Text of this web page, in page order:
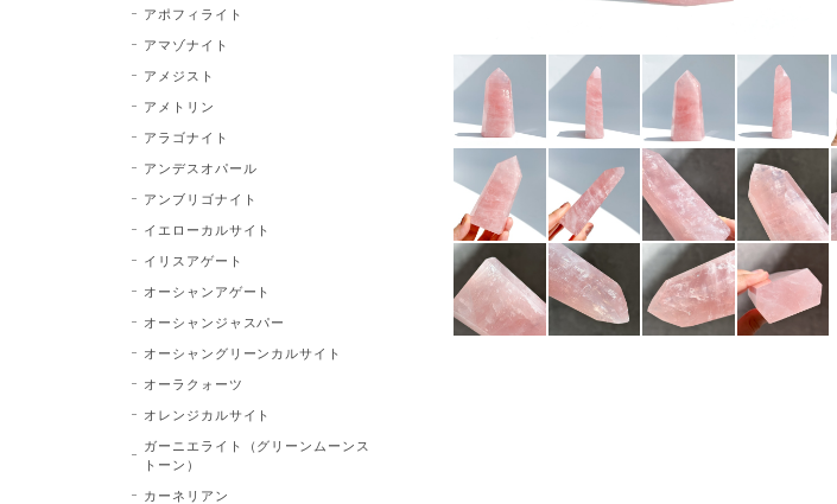
アポフィライト
アマゾナイト
アメジスト
アメトリン
アラゴナイト
アンデスオパール
アンブリゴナイト
イエローカルサイト
イリスアゲート
オーシャンアゲート
オーシャンジャスパー
オーシャングリーンカルサイト
オーラクォーツ
オレンジカルサイト
ガーニエライト（グリーンムーンス
トーン）
カーネリアン